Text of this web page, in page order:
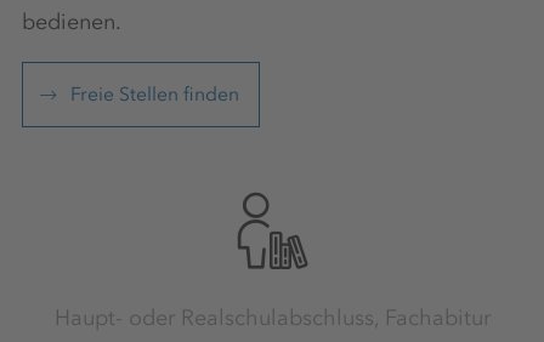
bedienen.
Freie Stellen finden
Haupt- oder Realschulabschluss, Fachabitur